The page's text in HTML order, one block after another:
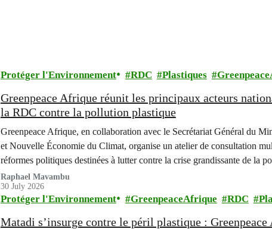
Protéger l'Environnement RDC Plastiques
Greenpeace Afrique réunit les principaux acteurs
la RDC contre la pollution plastique
Greenpeace Afrique, en collaboration avec le Secrétariat Général du
et Nouvelle Économie du Climat, organise un atelier de consultation
réformes politiques destinées à lutter contre la crise grandissante de la
République Démocratique du Congo (RDC).
Raphael Mavambu
30 July 2026
Protéger l'Environnement GreenpeaceAfrique RDC
Matadi s’insurge contre le péril plastique :